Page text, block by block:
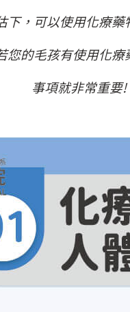
，可以使用化療
的毛孩有使用化
事項就非常重要!